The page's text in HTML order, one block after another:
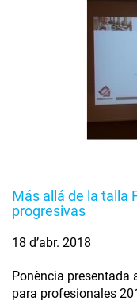
Más allá de la talla
progresivas
18 d’abr. 2018
Ponència presentada
para profesionales